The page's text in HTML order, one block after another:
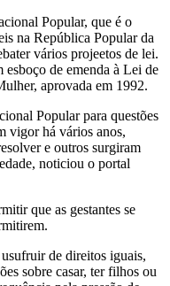
Popular, que é o
na República Popular da
vários projeetos de lei.
esboço de emenda à Lei de
aprovada em 1992.
Popular para questões
vigor há vários anos,
e outros surgiram
noticiou o portal
que as gestantes se
de direitos iguais,
sobre casar, ter filhos ou